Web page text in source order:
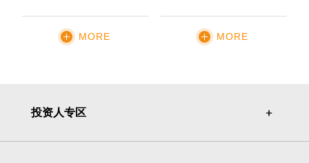
MORE MORE
投资人专区 ＋
＋